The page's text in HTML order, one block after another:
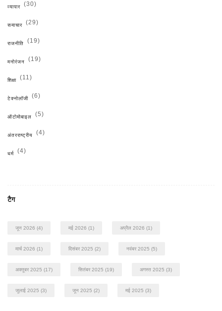
व्यापार (30)
समाचार (29)
राजनीति (19)
मनोरंजन (19)
शिक्षा (11)
टेक्नोलॉजी (6)
ऑटोमोबाइल (5)
अंतरराष्ट्रीय (4)
धर्म (4)
टैग
जून 2026 (4) मई 2026 (1) अप्रैल 2026 (1)
मार्च 2026 (1) दिसंबर 2025 (2) नवंबर 2025 (5)
अक्तूबर 2025 (17) सितंबर 2025 (19) अगस्त 2025 (3)
जुलाई 2025 (3) जून 2025 (2) मई 2025 (3)